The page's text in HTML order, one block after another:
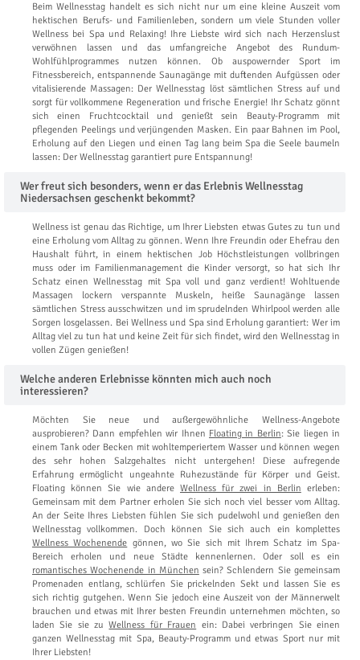
Beim Wellnesstag handelt es sich nicht nur um eine kleine Auszeit vom
hektischen Berufs- und Familienleben, sondern um viele Stunden voller
Wellness bei Spa und Relaxing! Ihre Liebste wird sich nach Herzenslust
verwöhnen lassen und das umfangreiche Angebot des Rundum-
Wohlfühlprogrammes nutzen können. Ob auspowernder Sport im
Fitnessbereich, entspannende Saunagänge mit duftenden Aufgüssen oder
vitalisierende Massagen: Der Wellnesstag löst sämtlichen Stress auf und
sorgt für vollkommene Regeneration und frische Energie! Ihr Schatz gönnt
sich einen Fruchtcocktail und genießt sein Beauty-Programm mit
pflegenden Peelings und verjüngenden Masken. Ein paar Bahnen im Pool,
Erholung auf den Liegen und einen Tag lang beim Spa die Seele baumeln
lassen: Der Wellnesstag garantiert pure Entspannung!
Wer freut sich besonders, wenn er das Erlebnis Wellnesstag
Niedersachsen geschenkt bekommt?
Wellness ist genau das Richtige, um Ihrer Liebsten etwas Gutes zu tun und
eine Erholung vom Alltag zu gönnen. Wenn Ihre Freundin oder Ehefrau den
Haushalt führt, in einem hektischen Job Höchstleistungen vollbringen
muss oder im Familienmanagement die Kinder versorgt, so hat sich Ihr
Schatz einen Wellnesstag mit Spa voll und ganz verdient! Wohltuende
Massagen lockern verspannte Muskeln, heiße Saunagänge lassen
sämtlichen Stress ausschwitzen und im sprudelnden Whirlpool werden alle
Sorgen losgelassen. Bei Wellness und Spa sind Erholung garantiert: Wer im
Alltag viel zu tun hat und keine Zeit für sich findet, wird den Wellnesstag in
vollen Zügen genießen!
Welche anderen Erlebnisse könnten mich auch noch
interessieren?
Möchten Sie neue und außergewöhnliche Wellness-Angebote
ausprobieren? Dann empfehlen wir Ihnen Floating in Berlin: Sie liegen in
einem Tank oder Becken mit wohltemperiertem Wasser und können wegen
des sehr hohen Salzgehaltes nicht untergehen! Diese aufregende
Erfahrung ermöglicht ungeahnte Ruhezustände für Körper und Geist.
Floating können Sie wie andere Wellness für zwei in Berlin erleben:
Gemeinsam mit dem Partner erholen Sie sich noch viel besser vom Alltag.
An der Seite Ihres Liebsten fühlen Sie sich pudelwohl und genießen den
Wellnesstag vollkommen. Doch können Sie sich auch ein komplettes
Wellness Wochenende gönnen, wo Sie sich mit Ihrem Schatz im Spa-
Bereich erholen und neue Städte kennenlernen. Oder soll es ein
romantisches Wochenende in München sein? Schlendern Sie gemeinsam
Promenaden entlang, schlürfen Sie prickelnden Sekt und lassen Sie es
sich richtig gutgehen. Wenn Sie jedoch eine Auszeit von der Männerwelt
brauchen und etwas mit Ihrer besten Freundin unternehmen möchten, so
laden Sie sie zuWellness für Frauen ein: Dabei verbringen Sie einen
ganzen Wellnesstag mit Spa, Beauty-Programm und etwas Sport nur mit
Ihrer Liebsten!